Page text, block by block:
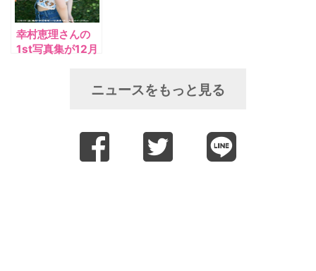
幸村恵理さんの
1st写真集が12月
本日より予約スタニュースをもっと見る